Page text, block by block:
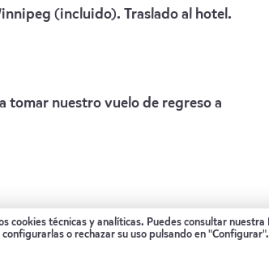
(incluido). Traslado al hotel.
tomar nuestro vuelo de regreso a
cookies técnicas y analíticas. Puedes consultar nuestra
o rechazar su uso pulsando en "Configurar".